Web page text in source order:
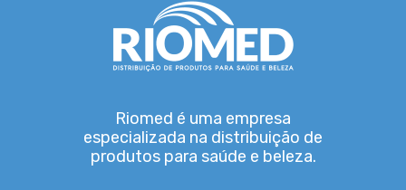
Riomed é uma empresa
especializada na distribuição de
produtos para saúde e beleza.